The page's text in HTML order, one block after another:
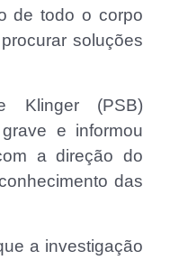
de todo o corpo
soluções
Klinger (PSB)
e informou
a direção do
das
a investigação